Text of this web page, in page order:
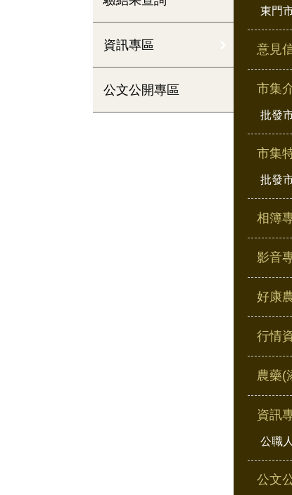
資訊專區
公文公開專區
東門
意見
市集
批發
市集
批發
相簿
影音
好康
行情
農藥(
資訊
公職
公文